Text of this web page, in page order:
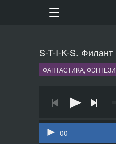
S-T-I-K-S. Филант
ФАНТАСТИКА, ФЭНТЕЗИ
00